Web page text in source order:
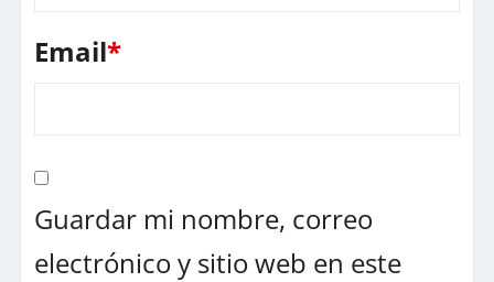
Email*
Guardar mi nombre, correo
electrónico y sitio web en este